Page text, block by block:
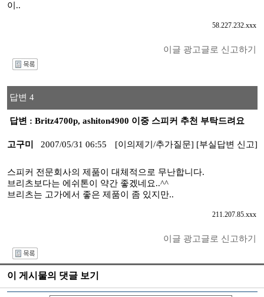
이..
58.227.232.xxx
이글 광고글로 신고하기
답변 4
답변 : Britz4700p, ashiton4900 이중 스피커 추천 부탁드려요
고구미 2007/05/31 06:55 [이의제기/추가질문] [부실답변 신고]
스피커 전문회사의 제품이 대체적으로 무난합니다.
브리츠보다는 에쉬톤이 약간 좋겠네요..^^
브리츠는 고가에서 좋은 제품이 좀 있지만..
211.207.85.xxx
이글 광고글로 신고하기
이 게시물의 댓글 보기